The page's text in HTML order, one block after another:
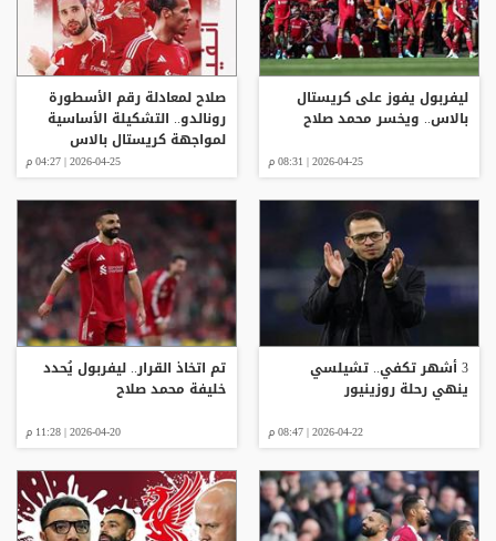
ليفربول يفوز على كريستال
بالاس.. ويخسر محمد صلاح
2026-04-25 | 08:31 م
صلاح لمعادلة رقم الأسطورة
رونالدو.. التشكيلة الأساسية
لمواجهة كريستال بالاس
2026-04-25 | 04:27 م
3 أشهر تكفي.. تشيلسي
ينهي رحلة روزينيور
2026-04-22 | 08:47 م
تم اتخاذ القرار.. ليفربول يُحدد
خليفة محمد صلاح
2026-04-20 | 11:28 م